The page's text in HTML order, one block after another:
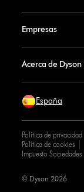
Empresas
Acerca de Dyson
España
Política de privacidad
Política de cookies
Impuesto Sociedades
© Dyson 2026